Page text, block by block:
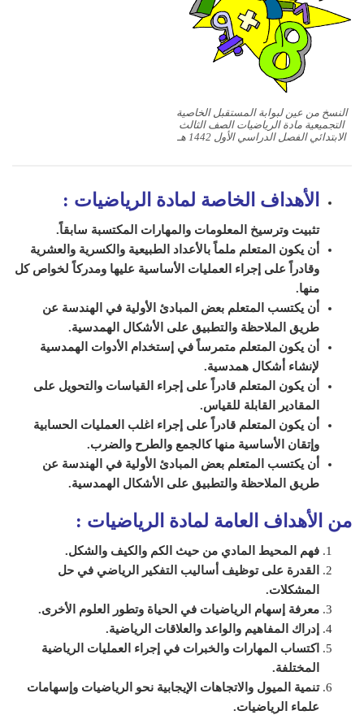
النسخ من عين لبوابة المستقبل الخاصية
التجميعية مادة الرياضيات الصف الثالث
الابتدائي الفصل الدراسي الأول 1442 هـ
الأهداف الخاصة لمادة الرياضيات :
تثبيت وترسيخ المعلومات والمهارات المكتسبة سابقاً.
أن يكون المتعلم ملماً بالأعداد الطبيعية والكسرية والعشرية
وقادراً على إجراء العمليات الأساسية عليها ومدركاً لخواص كل
منها.
أن يكتسب المتعلم بعض المبادئ الأولية في الهندسة عن
طريق الملاحظة والتطبيق على الأشكال الهمدسية.
أن يكون المتعلم متمرساً في إستخدام الأدوات الهمدسية
لإنشاء أشكال همدسية.
أن يكون المتعلم قادراً على إجراء القياسات والتحويل على
المقادير القابلة للقياس.
أن يكون المتعلم قادراً على إجراء اغلب العمليات الحسابية
وإتقان الأساسية منها كالجمع والطرح والضرب.
أن يكتسب المتعلم بعض المبادئ الأولية في الهندسة عن
طريق الملاحظة والتطبيق على الأشكال الهمدسية.
من الأهداف العامة لمادة الرياضيات :
فهم المحيط المادي من حيث الكم والكيف والشكل.
القدرة على توظيف أساليب التفكير الرياضي في حل
المشكلات.
معرفة إسهام الرياضيات في الحياة وتطور العلوم الأخرى.
إدراك المفاهيم والواعد والعلاقات الرياضية.
اكتساب المهارات والخبرات في إجراء العمليات الرياضية
المختلفة.
تنمية الميول والاتجاهات الإيجابية نحو الرياضيات وإسهامات
علماء الرياضيات.